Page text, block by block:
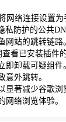
网络连接设置
私防护的公共
网站的跳转链路
看已安装插件
即卸载可疑组件
意外跳转。
显著减少谷歌浏
网络浏览体验。